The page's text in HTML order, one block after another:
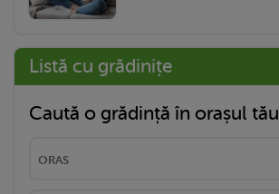
Listă cu grădinițe
Caută o grădință în orașul tău